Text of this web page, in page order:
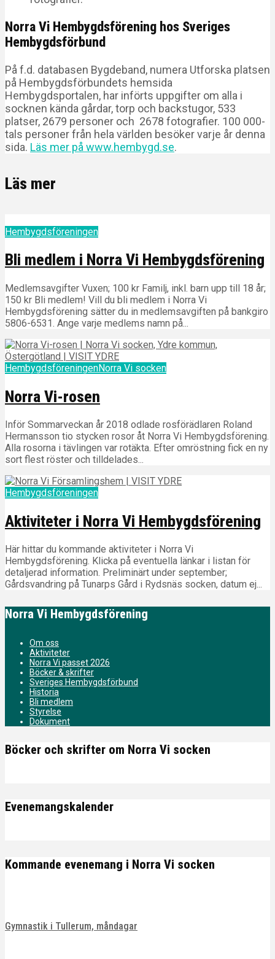
Norra Vi Hembygdsförening hos Sveriges
Hembygdsförbund
På f.d. databasen Bygdeband, numera Utforska platsen
på Hembygdsförbundets hemsida
Hembygdsportalen, har införts uppgifter om alla i
socknen kända gårdar, torp och backstugor, 533
platser, 2679 personer och 2678 fotografier. 100 000-
tals personer från hela världen besöker varje år denna
sida. Läs mer på www.hembygd.se.
Läs mer
Hembygdsföreningen
Bli medlem i Norra Vi Hembygdsförening
Medlemsavgifter Vuxen; 100 kr Familj, inkl. barn upp till 18 år;
150 kr Bli medlem! Vill du bli medlem i Norra Vi
Hembygdsförening sätter du in medlemsavgiften på bankgiro
5806-6531. Ange varje medlems namn på...
HembygdsföreningenNorra Vi socken
Norra Vi-rosen
Inför Sommarveckan år 2018 odlade rosförädlaren Roland
Hermansson tio stycken rosor åt Norra Vi Hembygdsförening.
Alla rosorna i tävlingen var rotäkta. Efter omröstning fick en ny
sort flest röster och tilldelades...
Hembygdsföreningen
Aktiviteter i Norra Vi Hembygdsförening
Här hittar du kommande aktiviteter i Norra Vi
Hembygdsförening. Klicka på eventuella länkar i listan för
detaljerad information. Preliminärt under september;
Gårdsvandring på Tunarps Gård i Rydsnäs socken, datum ej...
Norra Vi Hembygdsförening
Om oss
Aktiviteter
Norra Vi passet 2026
Böcker & skrifter
Sveriges Hembygdsförbund
Historia
Bli medlem
Styrelse
Dokument
Böcker och skrifter om Norra Vi socken
Evenemangskalender
Kommande evenemang i Norra Vi socken
Gymnastik i Tullerum, måndagar